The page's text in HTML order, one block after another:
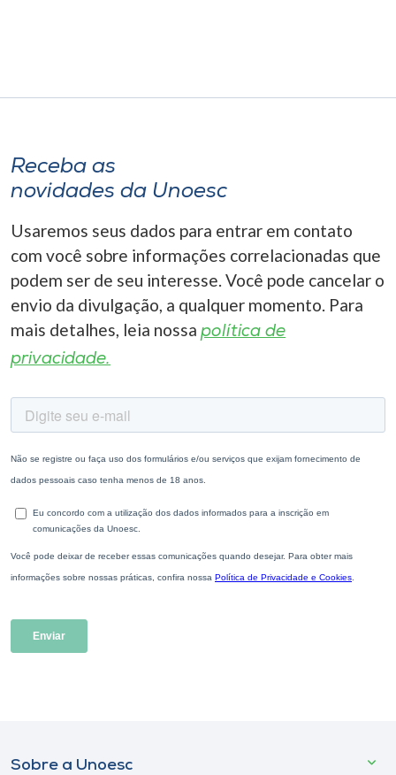
Receba as
novidades da Unoesc
Usaremos seus dados para entrar em contato
com você sobre informações correlacionadas que
podem ser de seu interesse. Você pode cancelar o
envio da divulgação, a qualquer momento. Para
mais detalhes, leia nossa política de
privacidade.
Sobre a Unoesc